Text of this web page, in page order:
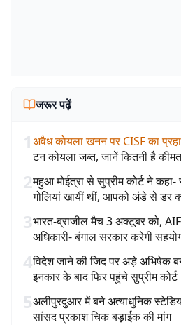
जरूर पढ़ें
1अवैध कोयला खनन पर CISF का
टन कोयला जब्त, जानें कितनी है कीमत
2महुआ मोईत्रा से सुप्रीम कोर्ट ने कहा-
गोलियां खायीं थीं, आपको अंडे से डर
3भारत-ब्राजील मैच 3 अक्टूबर को,
अधिकारी- बंगाल सरकार करेगी
4विदेश जाने की जिद पर अड़े अभिषेक
इनकार के बाद फिर पहुंचे सुप्रीम कोर्ट
5अलीपुरदुआर में बने अत्याधुनिक
सांसद प्रकाश चिक बड़ाईक की मांग